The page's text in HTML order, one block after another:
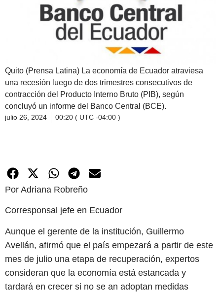
Quito (Prensa Latina) La economía de Ecuador atraviesa
una recesión luego de dos trimestres consecutivos de
contracción del Producto Interno Bruto (PIB), según
concluyó un informe del Banco Central (BCE).
julio 26, 2024 00:20 ( UTC -04:00 )
Por Adriana Robreño
Corresponsal jefe en Ecuador
Aunque el gerente de la institución, Guillermo
Avellán, afirmó que el país empezará a partir de este
mes de julio una etapa de recuperación, expertos
consideran que la economía está estancada y
tardará en crecer si no se an adoptan medidas